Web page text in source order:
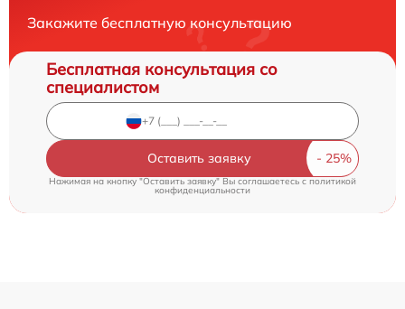
Закажите бесплатную консультацию
Бесплатная консультация со
специалистом
Оставить заявку
Нажимая на кнопку "Оставить заявку" Вы соглашаетесь cполитикой
конфиденциальности